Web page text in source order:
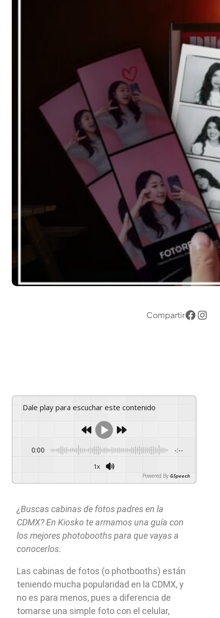
Compartir
Dale play para escuchar este contenido
0:00 -:--
1x
Powered By GSpeech
¿Buscas cabinas de fotos padres en la
CDMX? En Kiosko te armamos una guía con
los mejores photobooths para que vayas a
conocerlos.
Las cabinas de fotos (o photbooths) están
teniendo mucha popularidad en la CDMX, y
no es para menos, pues a diferencia de
tomarse una simple foto con el celular,